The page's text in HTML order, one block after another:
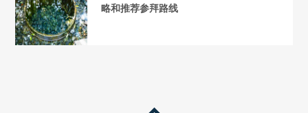
略和推荐参拜路线